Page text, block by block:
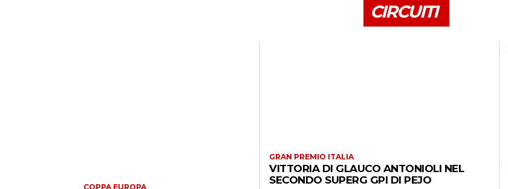
CIRCUITI
COPPA EUROPA
GRAN PREMIO ITALIA
VITTORIA DI GLAUCO ANTONIOLI NEL
SECONDO SUPERG GPI DI PEJO